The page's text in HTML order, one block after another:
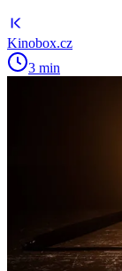
Kinobox.cz
3 min